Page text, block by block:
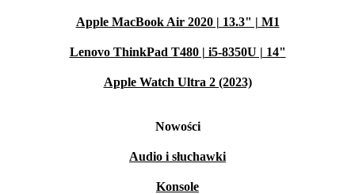
Apple MacBook Air 2020 | 13.3" | M1
Lenovo ThinkPad T480 | i5-8350U | 14"
Apple Watch Ultra 2 (2023)
Nowości
Audio i słuchawki
Konsole